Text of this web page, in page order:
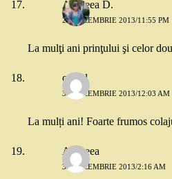
Andreea D.
29 DECEMBRIE 2013/11:55 PM
La mulţi ani prinţului şi celor
catgal
30 DECEMBRIE 2013/12:03 AM
La mulți ani! Foarte frumos
Andreea
30 DECEMBRIE 2013/2:16 AM